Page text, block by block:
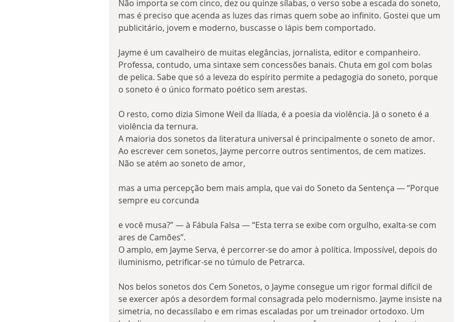
Não importa se com cinco, dez ou quinze sílabas, o verso sobe a escada do soneto,
mas é preciso que acenda as luzes das rimas quem sobe ao infinito. Gostei que um
publicitário, jovem e moderno, buscasse o lápis bem comportado.
Jayme é um cavalheiro de muitas elegâncias, jornalista, editor e companheiro.
Professa, contudo, uma sintaxe sem concessões banais. Chuta em gol com bolas
de pelica. Sabe que só a leveza do espírito permite a pedagogia do soneto, porque
o soneto é o único formato poético sem arestas.
O resto, como dizia Simone Weil da Ilíada, é a poesia da violência. Já o soneto é a
violência da ternura.
A maioria dos sonetos da literatura universal é principalmente o soneto de amor.
Ao escrever cem sonetos, Jayme percorre outros sentimentos, de cem matizes.
Não se atém ao soneto de amor,
mas a uma percepção bem mais ampla, que vai do Soneto da Sentença — “Porque
sempre eu corcunda
e você musa?” — à Fábula Falsa — “Esta terra se exibe com orgulho, exalta-se com
ares de Camões”.
O amplo, em Jayme Serva, é percorrer-se do amor à política. Impossível, depois do
iluminismo, petrificar-se no túmulo de Petrarca.
Nos belos sonetos dos Cem Sonetos, o Jayme consegue um rigor formal difícil de
se exercer após a desordem formal consagrada pelo modernismo. Jayme insiste na
simetria, no decassílabo e em rimas escaladas por um treinador ortodoxo. Um